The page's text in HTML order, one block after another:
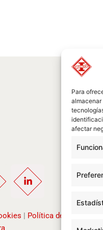
Para
afectar
| Política de Privacidad